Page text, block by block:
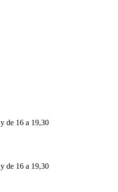
de 16 a 19,30
de 16 a 19,30